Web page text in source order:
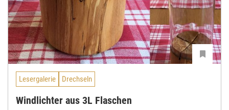
Lesergalerie Drechseln
Windlichter aus 3L Flaschen